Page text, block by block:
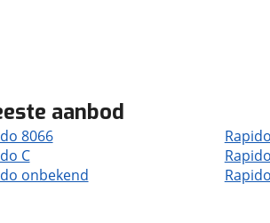
aanbod
8066
C
onbekend